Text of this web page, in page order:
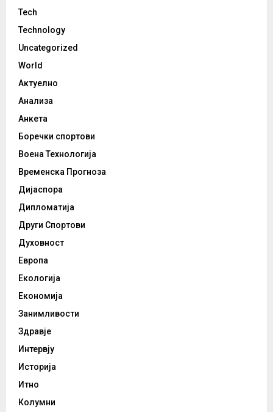
Tech
Technology
Uncategorized
World
Актуелно
Анализа
Анкета
Боречки спортови
Воена Технологија
Временска Прогноза
Дијаспора
Дипломатија
Други Спортови
Духовност
Европа
Екологија
Економија
Занимливости
Здравје
Интервју
Историја
Итно
Колумни